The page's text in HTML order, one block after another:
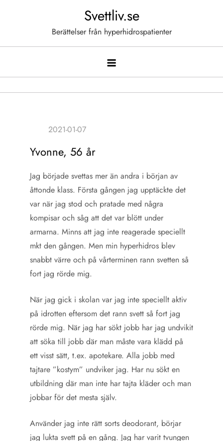
Svettliv.se
Berättelser från hyperhidrospatienter
Yvonne, 56 år
Jag började svettas mer än andra i början av
åttonde klass. Första gången jag upptäckte det
var när jag stod och pratade med några
kompisar och såg att det var blött under
armarna. Minns att jag inte reagerade speciellt
mkt den gången. Men min hyperhidros blev
snabbt värre och på vårterminen rann svetten så
fort jag rörde mig.
När jag gick i skolan var jag inte speciellt aktiv
på idrotten eftersom det rann svett så fort jag
rörde mig. När jag har sökt jobb har jag undvikit
att söka till jobb där man måste vara klädd på
ett visst sätt, t.ex. apotekare. Alla jobb med
tajtare ”kostym” undviker jag. Har nu sökt en
utbildning där man inte har tajta kläder och man
jobbar för det mesta själv.
Använder jag inte rätt sorts deodorant, börjar
jag lukta svett på en gång. Jag har varit tvungen